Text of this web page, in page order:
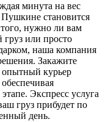
минута на вес
Пушкине становится
нужно ли вам
или просто
наша компания
Закажите
курьер
Экспресс услуга
груз прибудет по
день.